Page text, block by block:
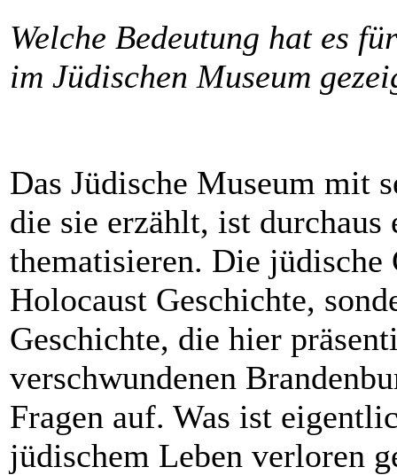
Welche Bedeutung hat es
im Jüdischen Museum
Das Jüdische Museum mit
die sie erzählt, ist durchaus
thematisieren. Die
Holocaust Geschichte,
Geschichte, die hier
verschwundenen
Fragen auf. Was ist
jüdischem Leben verloren